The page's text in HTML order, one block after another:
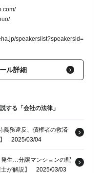
speakerslist?speakersid=
ル詳細
する「会社の法律」
義務違反、債権者の救済
2025/03/04
発生…分譲マンションの配
が解説】
2025/03/03